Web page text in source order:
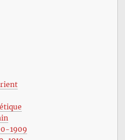
1909